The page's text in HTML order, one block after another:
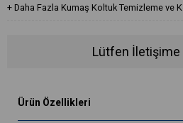
+ Daha Fazla Kumaş Koltuk Temizleme ve
Lütfen İletişime
Ürün Özellikleri